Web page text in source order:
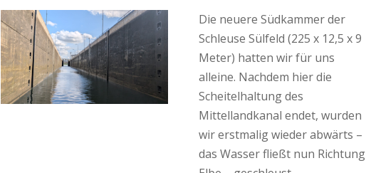
Die neuere Südkammer der
Schleuse Sülfeld (225 x 12,5 x 9
Meter) hatten wir für uns
alleine. Nachdem hier die
Scheitelhaltung des
Mittellandkanal endet, wurden
wir erstmalig wieder abwärts –
das Wasser fließt nun Richtung